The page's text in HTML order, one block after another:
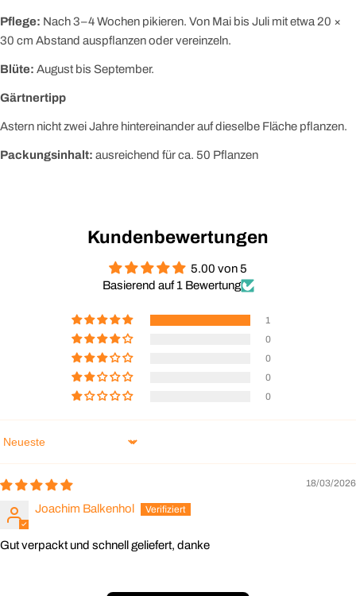
Pflege: Nach 3–4 Wochen pikieren. Von Mai bis Juli mit etwa 20 ×
30 cm Abstand auspflanzen oder vereinzeln.
Blüte: August bis September.
Gärtnertipp
Astern nicht zwei Jahre hintereinander auf dieselbe Fläche pflanzen.
Packungsinhalt: ausreichend für ca. 50 Pflanzen
Kundenbewertungen
5.00 von 5
Basierend auf 1 Bewertung
1
0
0
0
0
Sort by
18/03/2026
Joachim Balkenhol
Gut verpackt und schnell geliefert, danke